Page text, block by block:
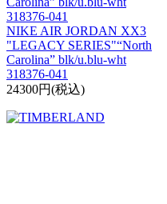
NIKE AIR JORDAN XX3
"LEGACY SERIES"“North
Carolina” blk/u.blu-wht
318376-041
24300円(税込)